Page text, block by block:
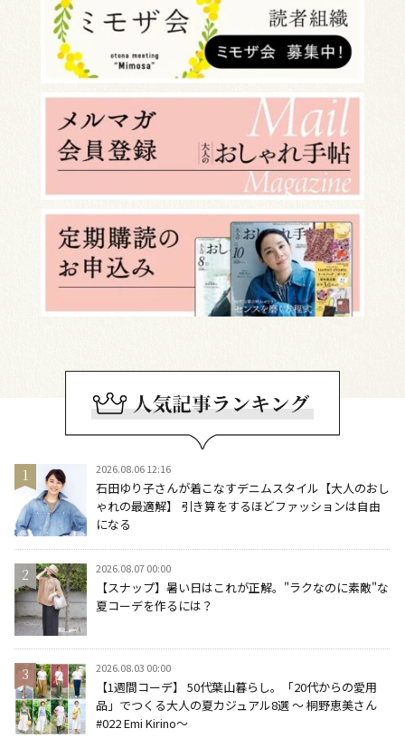
2026.08.06 12:16
石田ゆり子さんが着こなすデニムスタイル【大人のおし
ゃれの最適解】 引き算をするほどファッションは自由
になる
2026.08.07 00:00
【スナップ】暑い日はこれが正解。"ラクなのに素敵"な
夏コーデを作るには？
2026.08.03 00:00
【1週間コーデ】 50代葉山暮らし。「20代からの愛用
品」でつくる大人の夏カジュアル8選 ～ 桐野恵美さん
#022 Emi Kirino～